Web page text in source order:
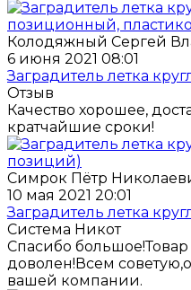
Колодяжный Сергей
6 июня 2021 08:01
Заградитель летка
Отзыв
Качество хорошее,
кратчайшие сроки!
Симрок Пётр
10 мая 2021 20:01
Заградитель летка
Система Никот
Спасибо
доволен!Всем
вашей компании.